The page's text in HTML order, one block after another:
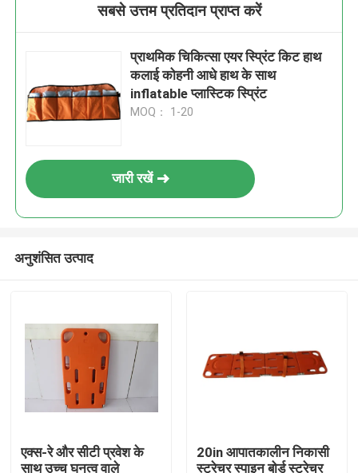
सबसे उत्तम प्रतिदान प्राप्त करें
प्राथमिक चिकित्सा एयर स्प्रिंट किट हाथ
कलाई कोहनी आधे हाथ के साथ
inflatable प्लास्टिक स्प्रिंट
MOQ： 1-20
जारी रखें
अनुशंसित उत्पाद
एक्स-रे और सीटी प्रवेश के
साथ उच्च घनत्व वाले
20in आपातकालीन निकासी
स्ट्रेचर स्पाइन बोर्ड स्ट्रेचर